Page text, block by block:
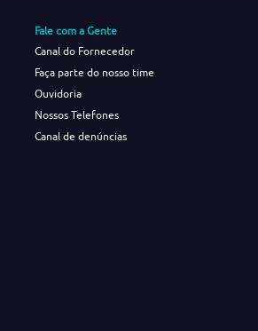
Fale com a Gente
Canal do Fornecedor
Faça parte do nosso time
Ouvidoria
Nossos Telefones
Canal de denúncias